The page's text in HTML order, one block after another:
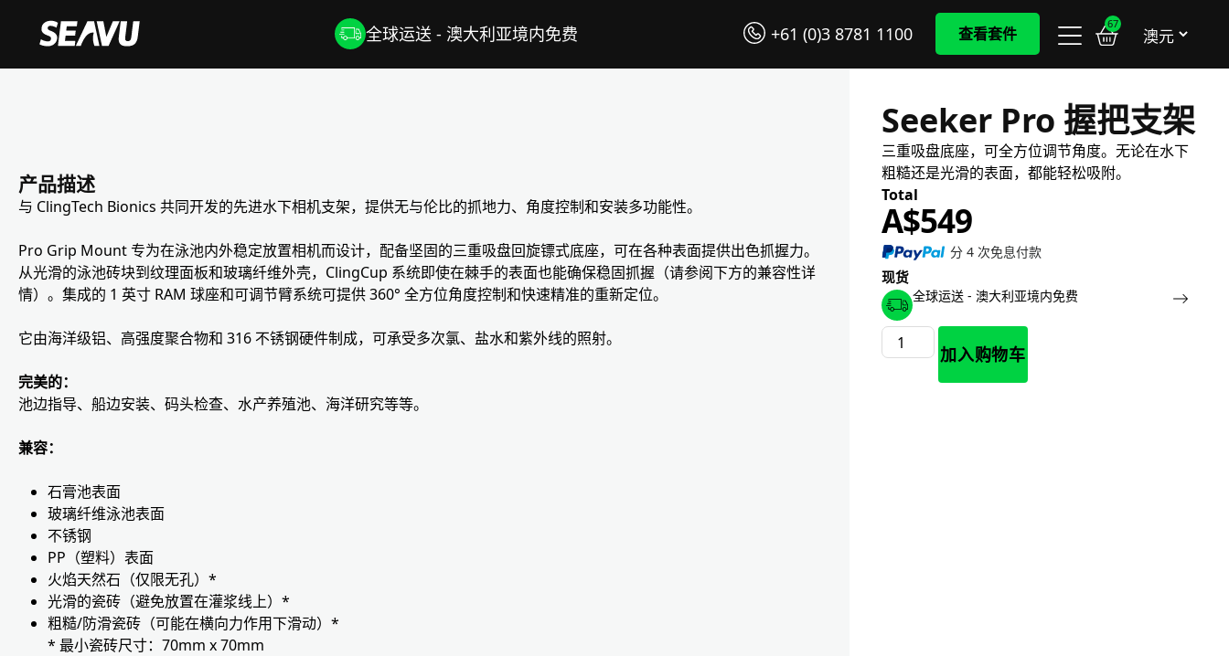
全球运送 - 澳大利亚境内免费 +61 (0)3 8781 1100 查看套件
67
产品描述
与 ClingTech Bionics 共同开发的先进水下相机支架，提供无与伦比的抓地力、角度控制和安装多功能性。
Pro Grip Mount 专为在泳池内外稳定放置相机而设计，配备坚固的三重吸盘回旋镖式底座，可在各种表面提供出色抓握力。
从光滑的泳池砖块到纹理面板和玻璃纤维外壳，ClingCup 系统即使在棘手的表面也能确保稳固抓握（请参阅下方的兼容性详
情）。集成的 1 英寸 RAM 球座和可调节臂系统可提供 360° 全方位角度控制和快速精准的重新定位。
它由海洋级铝、高强度聚合物和 316 不锈钢硬件制成，可承受多次氯、盐水和紫外线的照射。
完美的：
池边指导、船边安装、码头检查、水产养殖池、海洋研究等等。
兼容：
石膏池表面
玻璃纤维泳池表面
不锈钢
PP（塑料）表面
火焰天然石（仅限无孔）*
光滑的瓷砖（避免放置在灌浆线上）*
粗糙/防滑瓷砖（可能在横向力作用下滑动）*
* 最小瓷砖尺寸：70mm x 70mm
Seeker Pro 握把支架
三重吸盘底座，可全方位调节角度。无论在水下
粗糙还是光滑的表面，都能轻松吸附。
A$549
分 4 次免息付款
现货
全球运送 - 澳大利亚境内免费
加入购物车